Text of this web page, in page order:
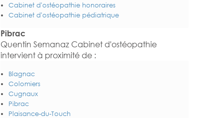
Cabinet d'ostéopathie honoraires
Cabinet d'ostéopathie pédiatrique
Pibrac
Quentin Semanaz Cabinet d'ostéopathie
intervient à proximité de :
Blagnac
Colomiers
Cugnaux
Pibrac
Plaisance-du-Touch